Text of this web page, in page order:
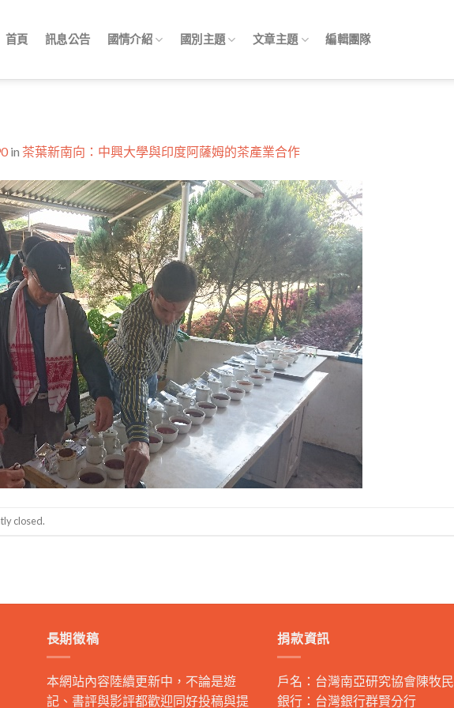
首頁 訊息公告 國情介紹 國別主題 文章主題 編輯團隊
in 茶葉新南向：中興大學與印度阿薩姆的茶產業合作
closed.
長期徵稿
本網站內容陸續更新中，不論是遊
記、書評與影評都歡迎同好投稿與提
捐款資訊
戶名：台灣南亞研究協會陳牧民
銀行：台灣銀行群賢分行